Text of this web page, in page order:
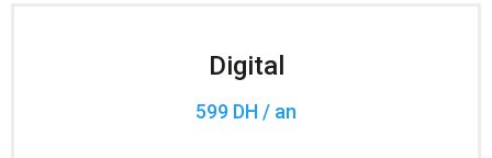
Digital
599 DH / an